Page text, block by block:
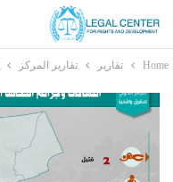
Home تقارير تقارير المركز